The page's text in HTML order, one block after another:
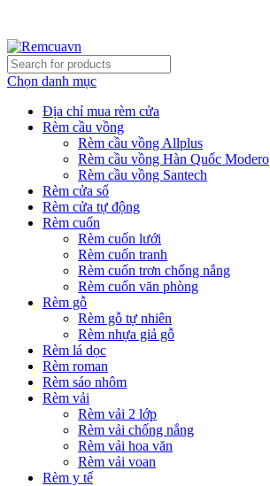
Chọn danh mục
Địa chỉ mua rèm cửa
Rèm cầu vồng
Rèm cầu vồng Allplus
Rèm cầu vồng Hàn Quốc Modero
Rèm cầu vồng Santech
Rèm cửa sổ
Rèm cửa tự động
Rèm cuốn
Rèm cuốn lưới
Rèm cuốn tranh
Rèm cuốn trơn chống nắng
Rèm cuốn văn phòng
Rèm gỗ
Rèm gỗ tự nhiên
Rèm nhựa giả gỗ
Rèm lá dọc
Rèm roman
Rèm sáo nhôm
Rèm vải
Rèm vải 2 lớp
Rèm vải chống nắng
Rèm vải hoa văn
Rèm vải voan
Rèm y tế